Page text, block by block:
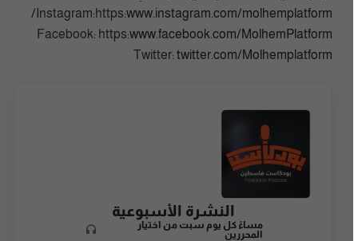
www.instagram.com/molhemplatform/
www.facebook.com/MolhemPlatform
twitter.com/Molhemplatform
النشرة الأسبوعية
مساءً كل يوم سبت من اختيار
المحررين